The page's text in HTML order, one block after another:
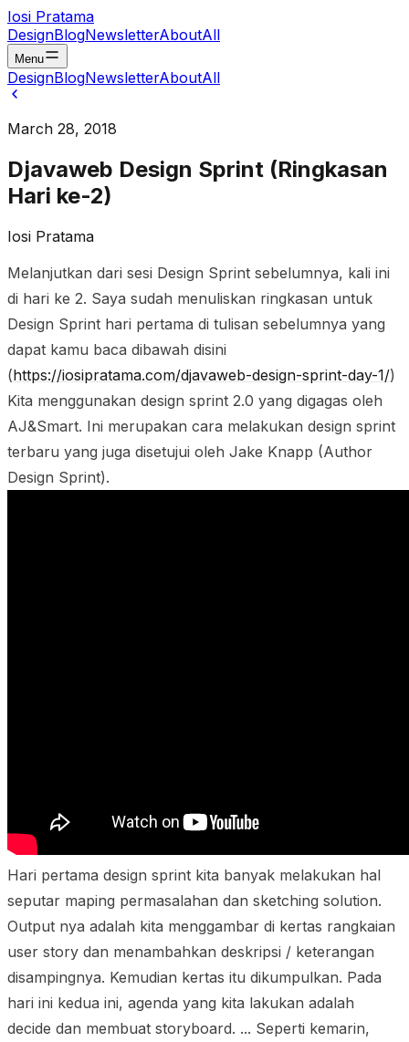
Iosi Pratama
DesignBlogNewsletterAboutAll
Menu
DesignBlogNewsletterAboutAll
March 28, 2018
Djavaweb Design Sprint (Ringkasan
Hari ke-2)
Iosi Pratama
Melanjutkan dari sesi Design Sprint sebelumnya, kali ini
di hari ke 2. Saya sudah menuliskan ringkasan untuk
Design Sprint hari pertama di tulisan sebelumnya yang
dapat kamu baca dibawah disini
(https://iosipratama.com/djavaweb-design-sprint-day-1/)
Kita menggunakan design sprint 2.0 yang digagas oleh
AJ&Smart. Ini merupakan cara melakukan design sprint
terbaru yang juga disetujui oleh Jake Knapp (Author
Design Sprint).
Hari pertama design sprint kita banyak melakukan hal
seputar maping permasalahan dan sketching solution.
Output nya adalah kita menggambar di kertas rangkaian
user story dan menambahkan deskripsi / keterangan
disampingnya. Kemudian kertas itu dikumpulkan. Pada
hari ini kedua ini, agenda yang kita lakukan adalah
decide dan membuat storyboard. ... Seperti kemarin,